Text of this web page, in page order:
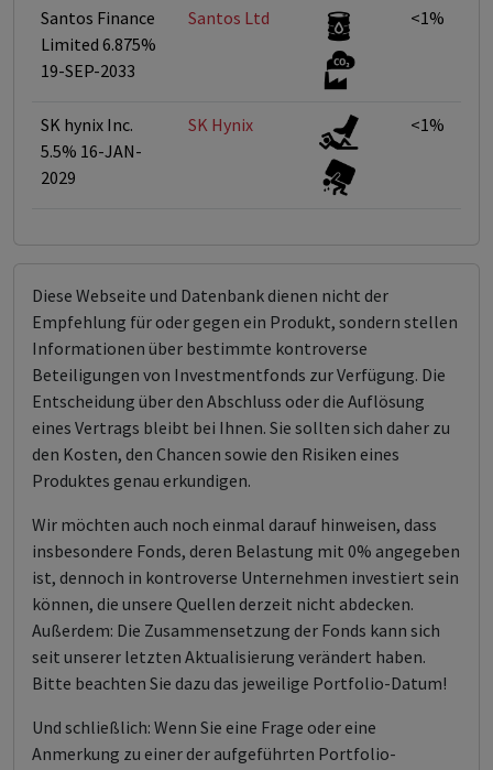
Santos Finance
Limited 6.875%
19-SEP-2033
Santos Ltd <1%
SK hynix Inc.
5.5% 16-JAN-
2029
SK Hynix <1%
Diese Webseite und Datenbank dienen nicht der
Empfehlung für oder gegen ein Produkt, sondern stellen
Informationen über bestimmte kontroverse
Beteiligungen von Investmentfonds zur Verfügung. Die
Entscheidung über den Abschluss oder die Auflösung
eines Vertrags bleibt bei Ihnen. Sie sollten sich daher zu
den Kosten, den Chancen sowie den Risiken eines
Produktes genau erkundigen.
Wir möchten auch noch einmal darauf hinweisen, dass
insbesondere Fonds, deren Belastung mit 0% angegeben
ist, dennoch in kontroverse Unternehmen investiert sein
können, die unsere Quellen derzeit nicht abdecken.
Außerdem: Die Zusammensetzung der Fonds kann sich
seit unserer letzten Aktualisierung verändert haben.
Bitte beachten Sie dazu das jeweilige Portfolio-Datum!
Und schließlich: Wenn Sie eine Frage oder eine
Anmerkung zu einer der aufgeführten Portfolio-